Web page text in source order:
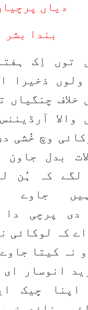
دیاں
بندا بشر
توں اِک
ولوں ذخیرا
خلاف چنگیاں
والا
وچ خُشی
بدل جاون
لگے کہ ہُن
جاوے
دی پرچی دا
اے کہ لوکائی
نہ کیتا
انوسار ای
اپنا چیک